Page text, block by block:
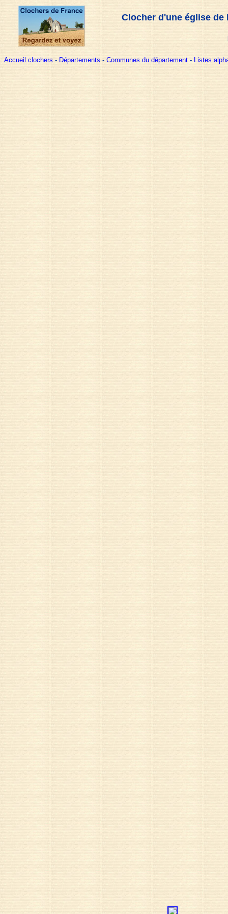
Clocher d'une église de
Accueil clochers - Départements - Communes du département - Listes